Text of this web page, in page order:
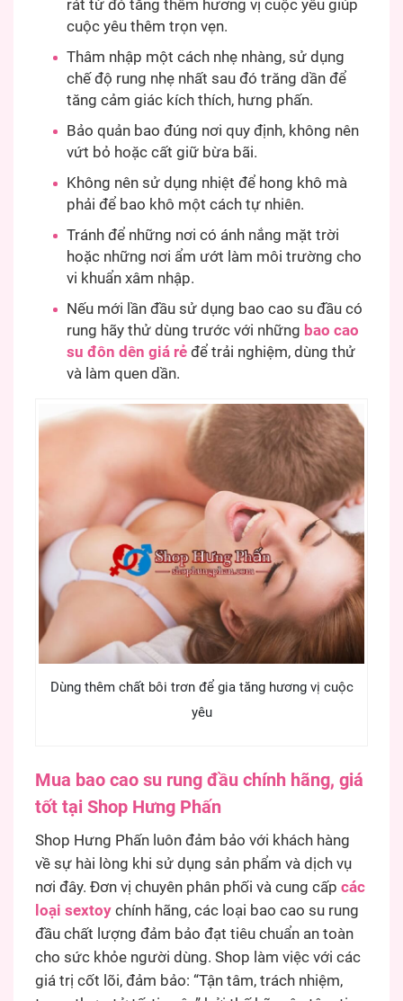
rát từ đó tăng thêm hương vị cuộc yêu giúp
cuộc yêu thêm trọn vẹn.
Thâm nhập một cách nhẹ nhàng, sử dụng
chế độ rung nhẹ nhất sau đó trăng dần để
tăng cảm giác kích thích, hưng phấn.
Bảo quản bao đúng nơi quy định, không nên
vứt bỏ hoặc cất giữ bừa bãi.
Không nên sử dụng nhiệt để hong khô mà
phải để bao khô một cách tự nhiên.
Tránh để những nơi có ánh nắng mặt trời
hoặc những nơi ẩm ướt làm môi trường cho
vi khuẩn xâm nhập.
Nếu mới lần đầu sử dụng bao cao su đầu có
rung hãy thử dùng trước với những bao cao
su đôn dên giá rẻ để trải nghiệm, dùng thử
và làm quen dần.
Dùng thêm chất bôi trơn để gia tăng hương vị cuộc
yêu
Mua bao cao su rung đầu chính hãng, giá
tốt tại Shop Hưng Phấn
Shop Hưng Phấn luôn đảm bảo với khách hàng
về sự hài lòng khi sử dụng sản phẩm và dịch vụ
nơi đây. Đơn vị chuyên phân phối và cung cấp các
loại sextoy chính hãng, các loại bao cao su rung
đầu chất lượng đảm bảo đạt tiêu chuẩn an toàn
cho sức khỏe người dùng. Shop làm việc với các
giá trị cốt lõi, đảm bảo: “Tận tâm, trách nhiệm,